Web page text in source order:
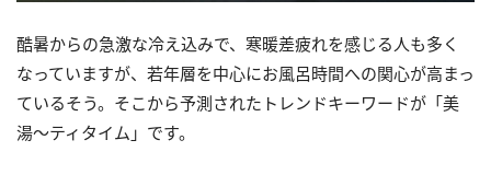
酷暑からの急激な冷え込みで、寒暖差疲れを感じる人も多く
なっていますが、若年層を中心にお風呂時間への関心が高まっ
ているそう。そこから予測されたトレンドキーワードが「美
湯～ティタイム」です。